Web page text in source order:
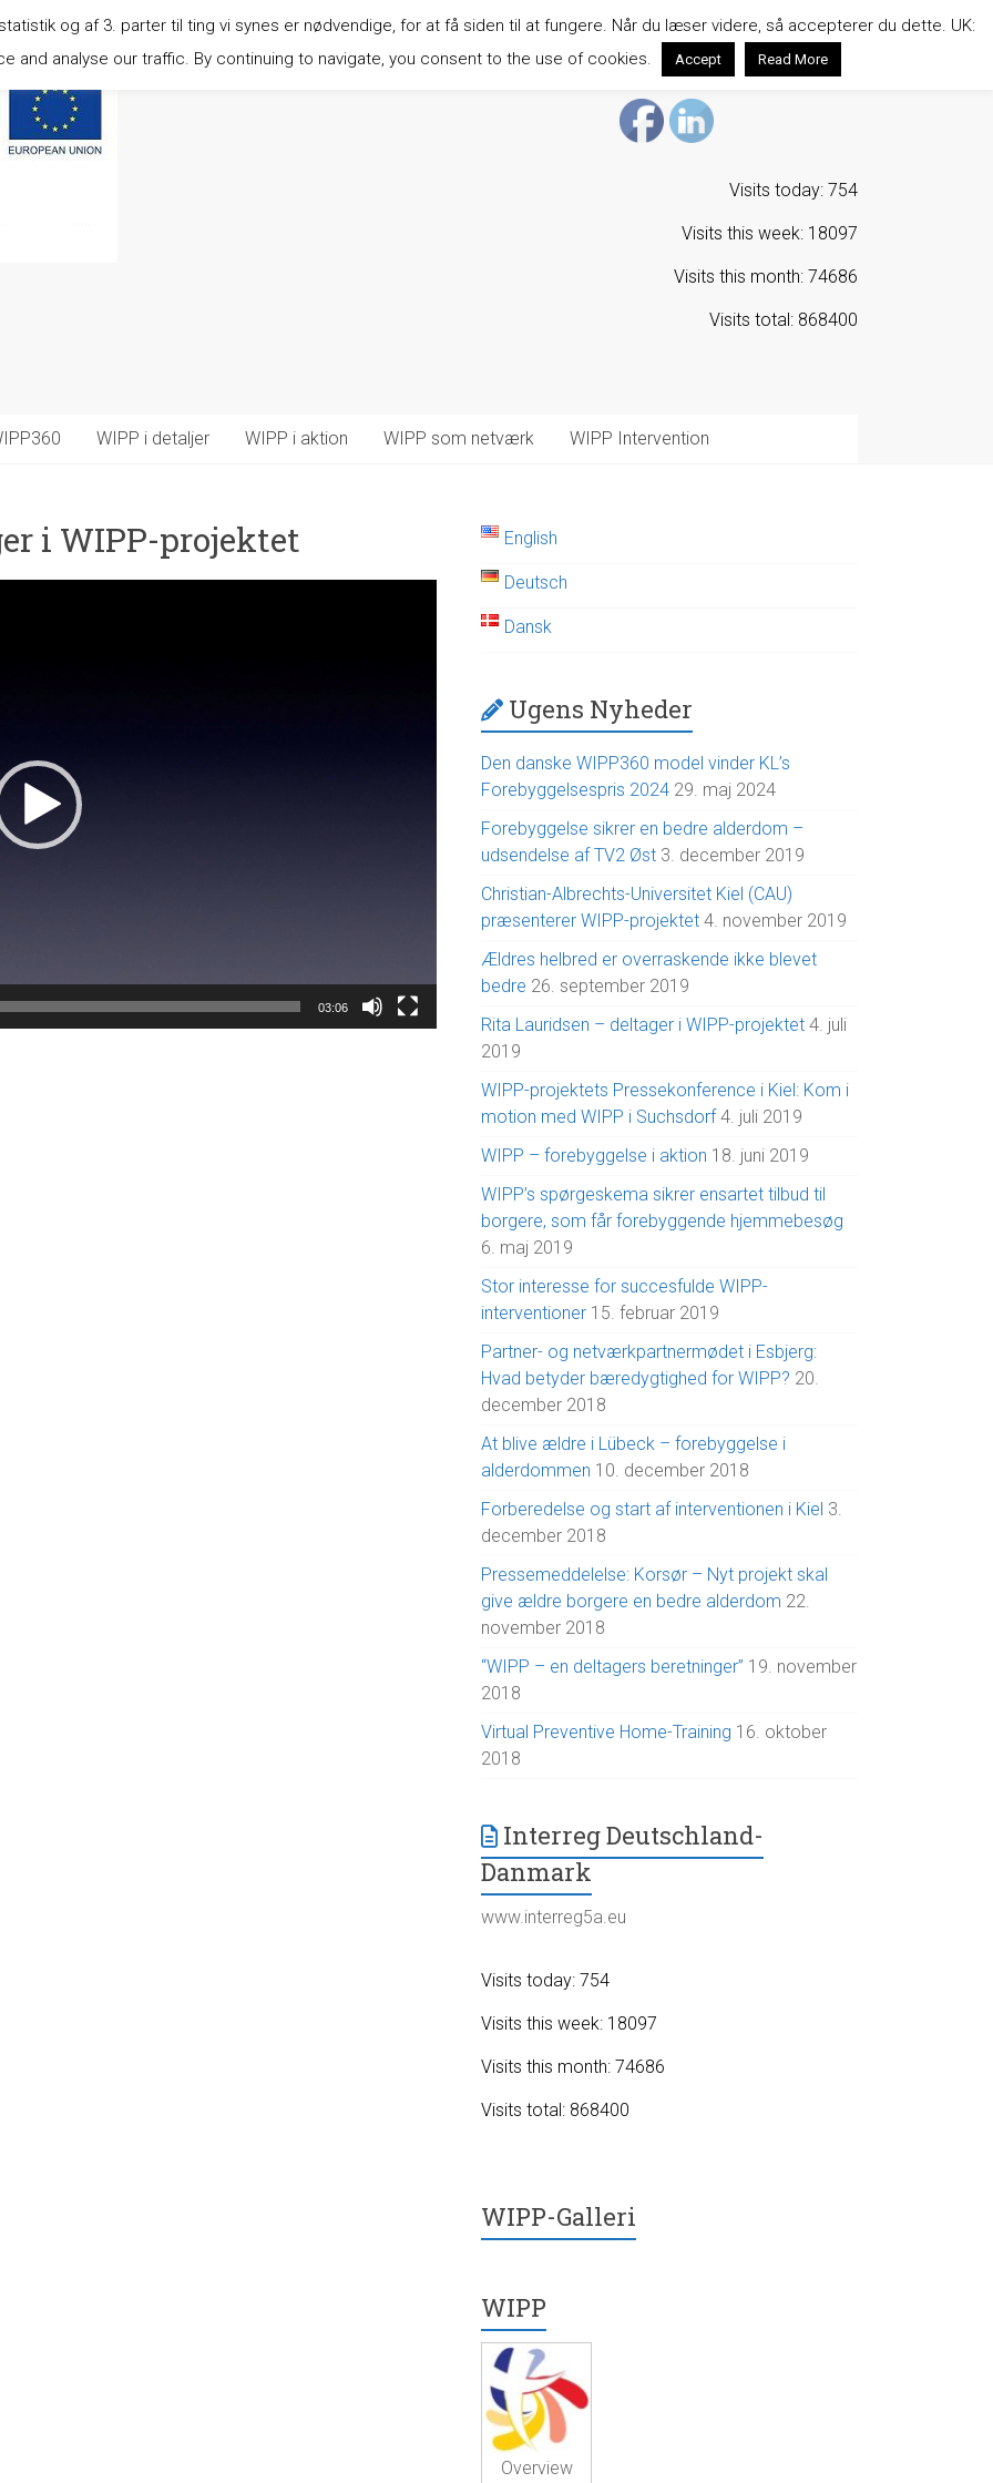
Visits today: 754
Visits this week: 18097
Visits this month: 74686
Visits total: 868400
WIPP i detaljer WIPP i aktion WIPP som netværk WIPP Intervention
i WIPP-projektet
03:06
English
Deutsch
Dansk
Ugens Nyheder
Den danske WIPP360 model vinder KL’s
Forebyggelsespris 2024 29. maj 2024
Forebyggelse sikrer en bedre alderdom –
udsendelse af TV2 Øst 3. december 2019
Christian-Albrechts-Universitet Kiel (CAU)
præsenterer WIPP-projektet 4. november 2019
Ældres helbred er overraskende ikke blevet
bedre 26. september 2019
Rita Lauridsen – deltager i WIPP-projektet 4. juli
2019
WIPP-projektets Pressekonference i Kiel: Kom i
motion med WIPP i Suchsdorf 4. juli 2019
WIPP – forebyggelse i aktion 18. juni 2019
WIPP’s spørgeskema sikrer ensartet tilbud til
borgere, som får forebyggende hjemmebesøg
6. maj 2019
Stor interesse for succesfulde WIPP-
interventioner 15. februar 2019
Partner- og netværkpartnermødet i Esbjerg:
Hvad betyder bæredygtighed for WIPP? 20.
december 2018
At blive ældre i Lübeck – forebyggelse i
alderdommen 10. december 2018
Forberedelse og start af interventionen i Kiel 3.
december 2018
Pressemeddelelse: Korsør – Nyt projekt skal
give ældre borgere en bedre alderdom 22.
november 2018
“WIPP – en deltagers beretninger” 19. november
2018
Virtual Preventive Home-Training 16. oktober
2018
Interreg Deutschland-
Danmark
www.interreg5a.eu
Visits today: 754
Visits this week: 18097
Visits this month: 74686
Visits total: 868400
WIPP-Galleri
WIPP
Overview
og af 3. parter til ting vi synes er nødvendige, for at få siden til at fungere. Når du læser videre, så accepterer du dette. UK:
and analyse our traffic. By continuing to navigate, you consent to the use of cookies.
Accept Read More